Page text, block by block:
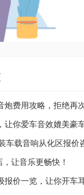
炮费用攻略，拒绝再
让你爱车音效媲美豪
车载音响从化区报价
让音乐更畅快！
报价一览，让你开车